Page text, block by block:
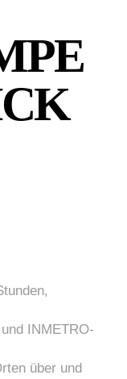
INMETRO-
über und